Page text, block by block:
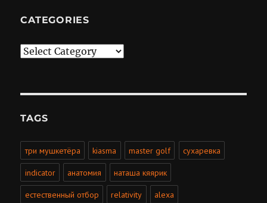
CATEGORIES
Categories
TAGS
три мушкетёра kiasma master golf сухаревка
indicator анатомия наташа кяярик
естественный отбор relativity alexa